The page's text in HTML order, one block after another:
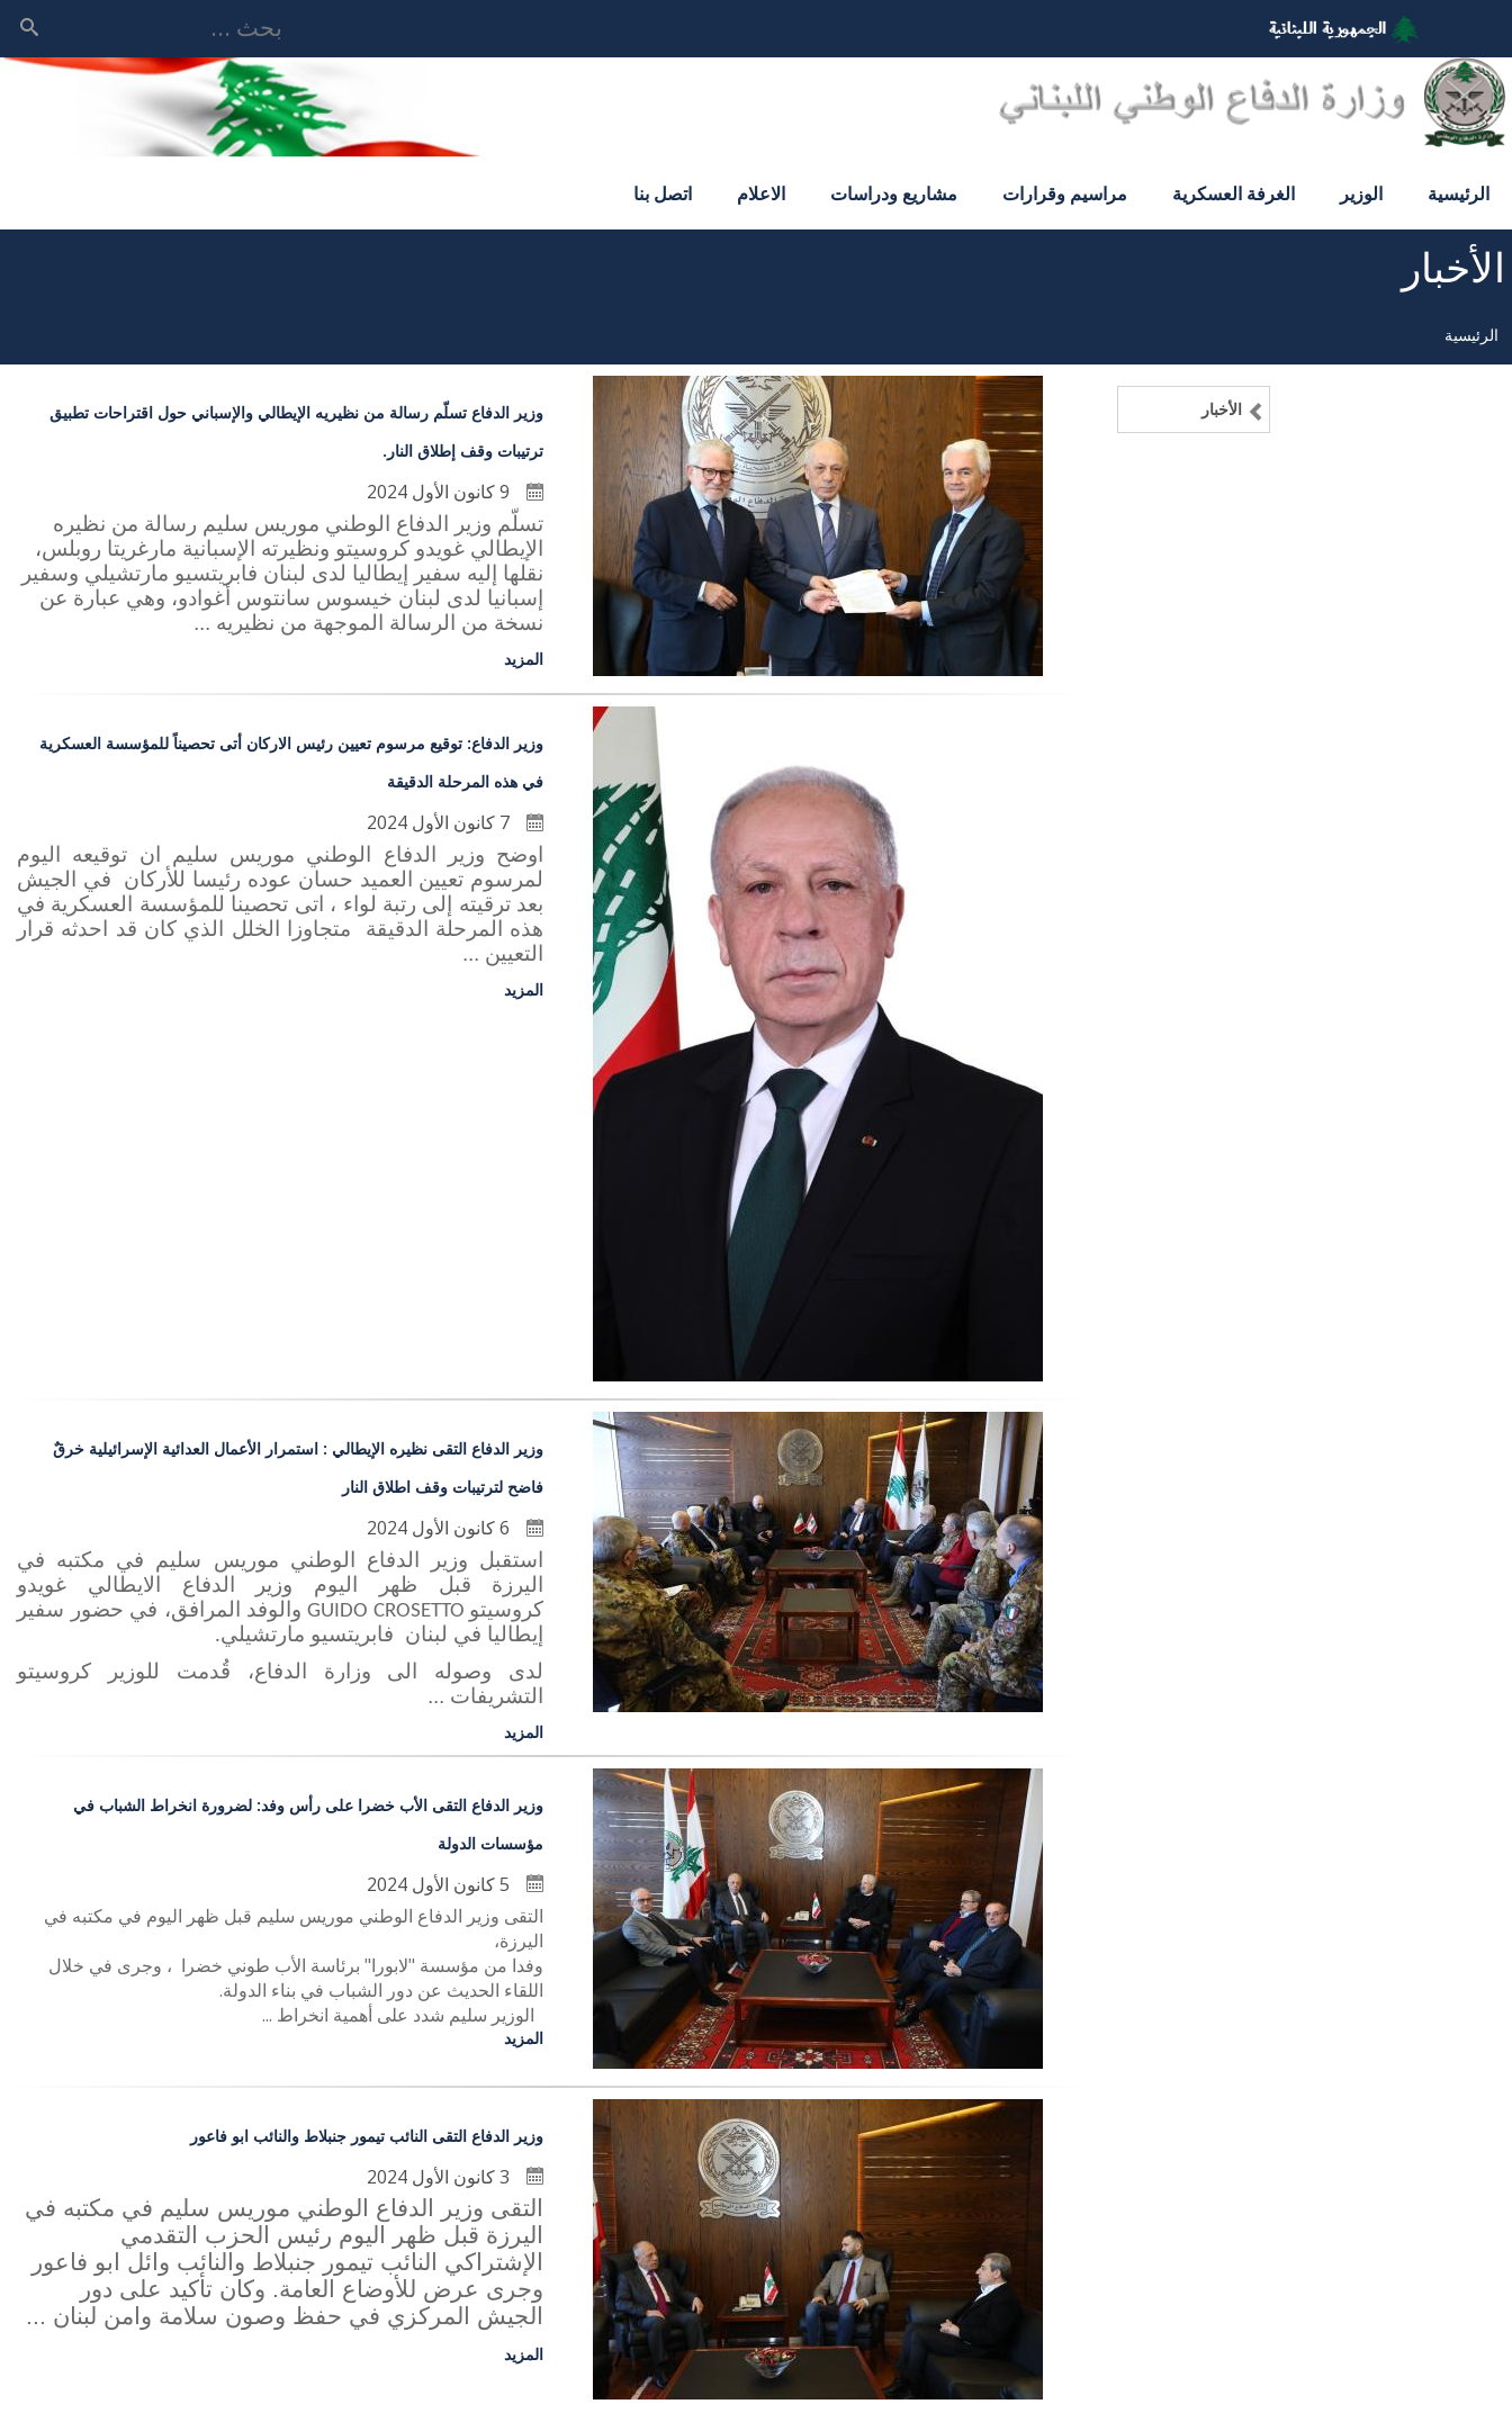
المحتوى
الرئيسي
الرئيسية الوزير الغرفة العسكرية مراسيم وقرارات مشاريع ودراسات الاعلام اتصل بنا
الأخبار
مسار
الرئيسية
وزير الدفاع تسلّم رسالة من نظيريه الإيطالي والإسباني حول اقتراحات تطبيق
ترتيبات وقف إطلاق النار.
تسلّم وزير الدفاع الوطني موريس سليم رسالة من نظيره
الإيطالي غويدو كروسيتو ونظيرته الإسبانية مارغريتا روبلس،
نقلها إليه سفير إيطاليا لدى لبنان فابريتسيو مارتشيلي وسفير
إسبانيا لدى لبنان خيسوس سانتوس أغوادو، وهي عبارة عن
نسخة من الرسالة الموجهة من نظيريه ...
المزيد
وزير الدفاع: توقيع مرسوم تعيين رئيس الاركان أتى تحصيناً للمؤسسة العسكرية
في هذه المرحلة الدقيقة
اوضح وزير الدفاع الوطني موريس سليم ان توقيعه اليوم
لمرسوم تعيين العميد حسان عوده رئيسا للأركان في الجيش
بعد ترقيته إلى رتبة لواء ، اتى تحصينا للمؤسسة العسكرية في
هذه المرحلة الدقيقة متجاوزا الخلل الذي كان قد احدثه قرار
التعيين ...
المزيد
وزير الدفاع التقى نظيره الإيطالي : استمرار الأعمال العدائية الإسرائيلية خرقٌ
فاضح لترتيبات وقف اطلاق النار
استقبل وزير الدفاع الوطني موريس سليم في مكتبه في
اليرزة قبل ظهر اليوم وزير الدفاع الايطالي غويدو
كروسيتو GUIDO CROSETTO والوفد المرافق، في حضور سفير
إيطاليا في لبنان فابريتسيو مارتشيلي.
لدى وصوله الى وزارة الدفاع، قُدمت للوزير كروسيتو
التشريفات ...
المزيد
وزير الدفاع التقى الأب خضرا على رأس وفد: لضرورة انخراط الشباب في
مؤسسات الدولة
التقى وزير الدفاع الوطني موريس سليم قبل ظهر اليوم في مكتبه في
اليرزة،
وفدا من مؤسسة "لابورا" برئاسة الأب طوني خضرا ، وجرى في خلال
اللقاء الحديث عن دور الشباب في بناء الدولة.
الوزير سليم شدد على أهمية انخراط ...
المزيد
وزير الدفاع التقى النائب تيمور جنبلاط والنائب ابو فاعور
التقى وزير الدفاع الوطني موريس سليم في مكتبه في
اليرزة قبل ظهر اليوم رئيس الحزب التقدمي
الإشتراكي النائب تيمور جنبلاط والنائب وائل ابو فاعور
وجرى عرض للأوضاع العامة. وكان تأكيد على دور
الجيش المركزي في حفظ وصون سلامة وامن لبنان ...
المزيد
الأخبار